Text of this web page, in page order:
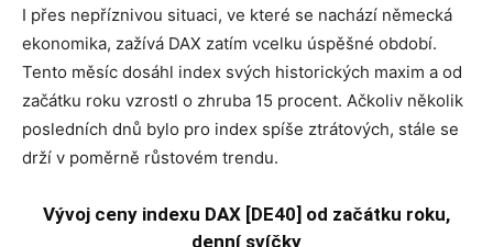
I přes nepříznivou situaci, ve které se nachází německá
ekonomika, zažívá DAX zatím vcelku úspěšné období.
Tento měsíc dosáhl index svých historických maxim a od
začátku roku vzrostl o zhruba 15 procent. Ačkoliv několik
posledních dnů bylo pro index spíše ztrátových, stále se
drží v poměrně růstovém trendu.
Vývoj ceny indexu DAX [DE40] od začátku roku,
denní svíčky